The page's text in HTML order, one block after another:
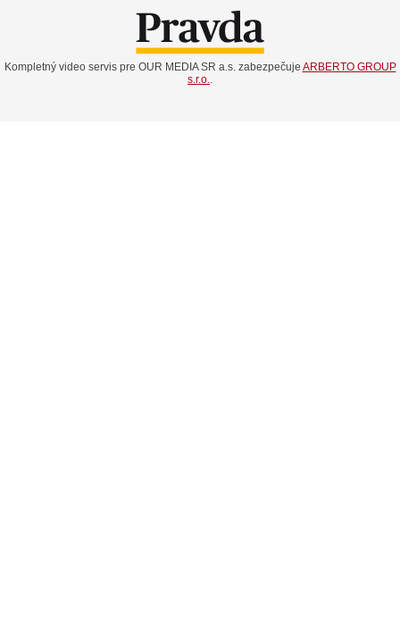
Kompletný video servis pre OUR MEDIA SR a.s. zabezpečuje ARBERTO GROUP
s.r.o..